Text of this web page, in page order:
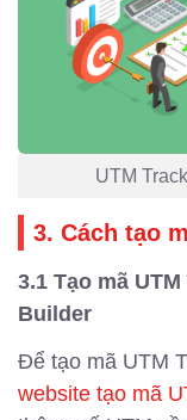
UTM
3. Cách tạo
3.1 Tạo mã
Builder
Để tạo mã UTM
website tạo mã